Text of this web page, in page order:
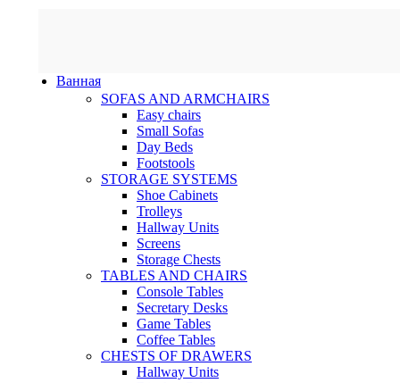
Ванная
SOFAS AND ARMCHAIRS
Easy chairs
Small Sofas
Day Beds
Footstools
STORAGE SYSTEMS
Shoe Cabinets
Trolleys
Hallway Units
Screens
Storage Chests
TABLES AND CHAIRS
Console Tables
Secretary Desks
Game Tables
Coffee Tables
CHESTS OF DRAWERS
Hallway Units